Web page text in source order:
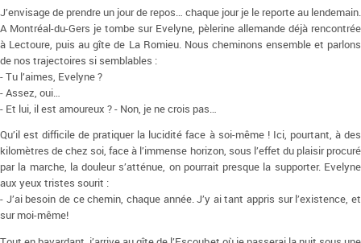
J’envisage de prendre un jour de repos… chaque jour je le reporte au lendemain.
A Montréal-du-Gers je tombe sur Evelyne, pèlerine allemande déjà rencontrée
à Lectoure, puis au gîte de La Romieu. Nous cheminons ensemble et parlons
de nos trajectoires si semblables :
- Tu l’aimes, Evelyne ?
- Assez, oui…
- Et lui, il est amoureux ? - Non, je ne crois pas…
Qu’il est difficile de pratiquer la lucidité face à soi-même ! Ici, pourtant, à des
kilomètres de chez soi, face à l’immense horizon, sous l’effet du plaisir procuré
par la marche, la douleur s’atténue, on pourrait presque la supporter. Evelyne
aux yeux tristes sourit :
- J’ai besoin de ce chemin, chaque année. J’y ai tant appris sur l’existence, et
sur moi-même!